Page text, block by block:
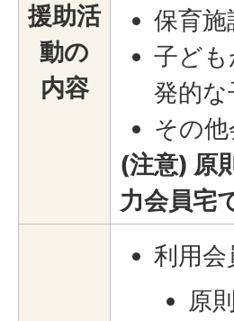
援助活
動の
内容
保育
子ど
発的な
その
(注意) 原
力会員宅
利用会
原